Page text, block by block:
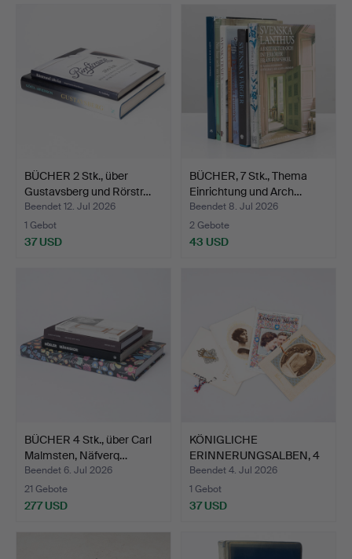
BÜCHER 2 Stk., über
Gustavsberg und Rörstr…
Beendet 12. Jul 2026
1 Gebot
37 USD
BÜCHER, 7 Stk., Thema
Einrichtung und Arch…
Beendet 8. Jul 2026
2 Gebote
43 USD
BÜCHER 4 Stk., über Carl
Malmsten, Näfverq…
Beendet 6. Jul 2026
21 Gebote
277 USD
KÖNIGLICHE
ERINNERUNGSALBEN, 4
Stk., 1920-…
Beendet 4. Jul 2026
1 Gebot
37 USD